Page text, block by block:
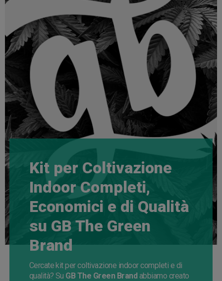
Kit per Coltivazione
Indoor Completi,
Economici e di Qualità
su GB The Green
Brand
Cercate kit per coltivazione indoor completi e di
qualità? Su GB The Green Brandabbiamo creato